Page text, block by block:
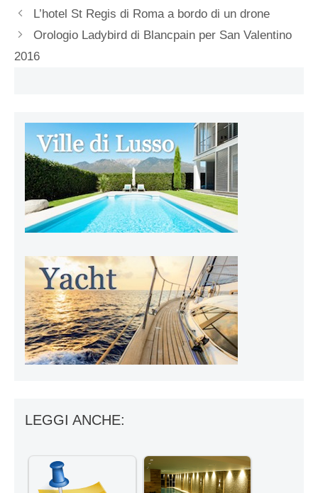
L’hotel St Regis di Roma a bordo di un drone
Orologio Ladybird di Blancpain per San Valentino
2016
LEGGI ANCHE: